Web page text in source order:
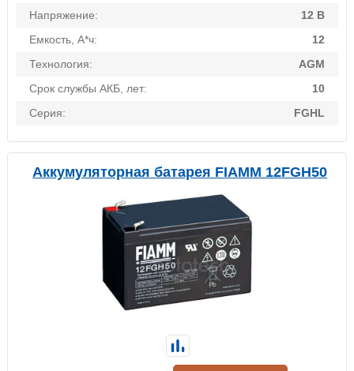
Напряжение:
12 В
Емкость, А*ч:
12
Технология:
AGM
Срок службы АКБ, лет:
10
Серия:
FGHL
Аккумуляторная батарея FIAMM 12FGH50